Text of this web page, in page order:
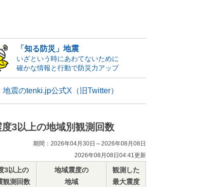
「知る防災」地震
いざという時にあわてないために
確かな情報と行動で防災力アップ
地震のtenki.jp公式X（旧Twitter）
度3以上の地域別観測回数
期間：2026年04月30日～2026年08月08日
2026年08月08日04:41更新
3以上の
観測回数
地域震度の
地域
観測した
最大震度